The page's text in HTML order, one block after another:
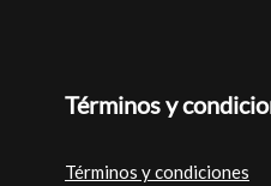
Términos y
Términos y condiciones